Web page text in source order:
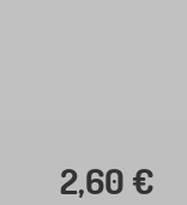
2,60 €